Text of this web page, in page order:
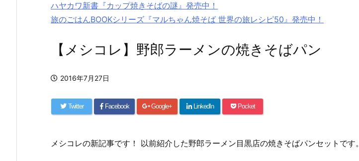
ハヤカワ新書『カップ焼きそばの謎』発売中！
旅のごはんBOOKシリーズ『マルちゃん焼そば 世界の旅レシピ50』発売中！
【メシコレ】野郎ラーメンの焼きそばパン
2016年7月27日
Twitter Facebook Google+ LinkedIn Pocket
メシコレの新記事です！ 以前紹介した野郎ラーメン目黒店の焼きそばパンセットです。